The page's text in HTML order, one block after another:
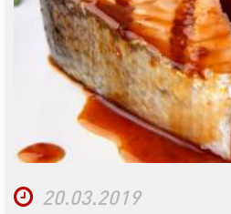
20.03.2019